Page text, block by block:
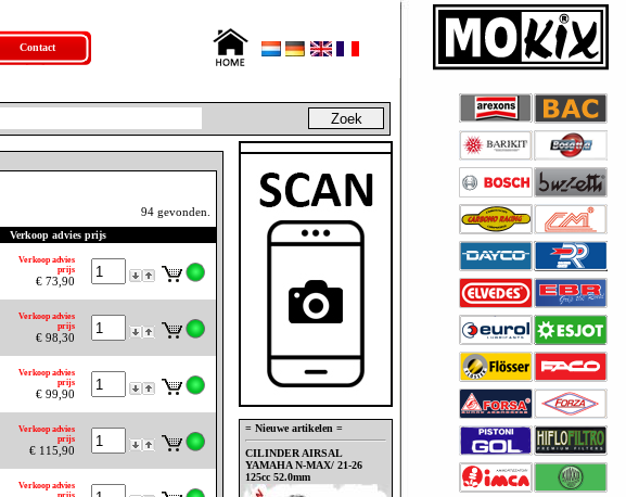
Contact
94 gevonden.
Verkoop advies prijs
Verkoop advies
prijs
€ 73,90
Verkoop advies
prijs
€ 98,30
Verkoop advies
prijs
€ 99,90
Verkoop advies
prijs
€ 115,90
Verkoop advies
= Nieuwe artikelen =
CILINDER AIRSAL
YAMAHA N-MAX/ 21-26
125cc 52.0mm